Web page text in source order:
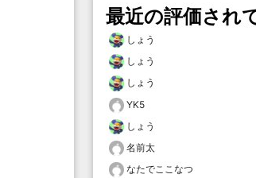
最近の評価され
しょう
しょう
しょう
YK5
しょう
名前太
なたでここなつ